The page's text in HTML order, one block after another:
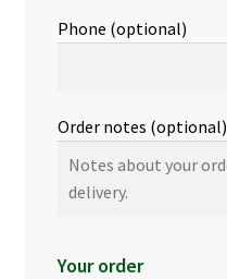
Phone (optional)
Order notes (optional)
Your order